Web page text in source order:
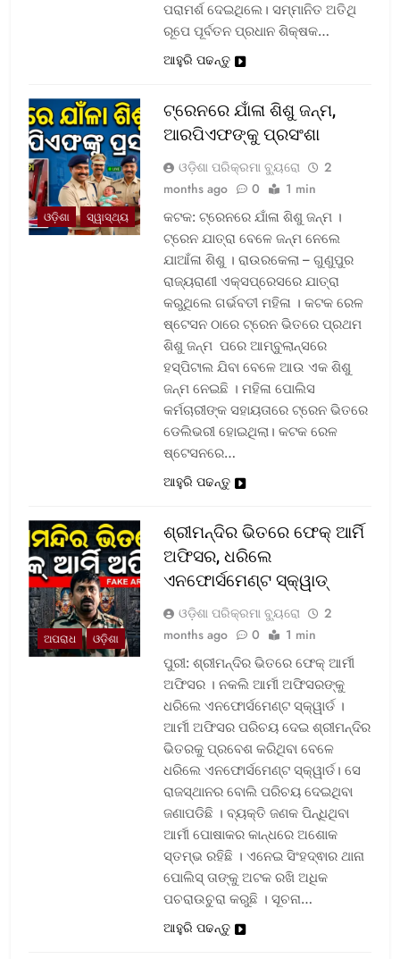
ପରାମର୍ଶ ଦେଇଥିଲେ। ସମ୍ମାନିତ ଅତିଥି
ରୂପେ ପୂର୍ବତନ ପ୍ରଧାନ ଶିକ୍ଷକ…
ଆହୁରି ପଢନ୍ତୁ
ଓଡ଼ିଶା ସ୍ୱାସ୍ଥ୍ୟ
ଟ୍ରେନରେ ଯାଁଳା ଶିଶୁ ଜନ୍ମ,
ଆରପିଏଫଙ୍କୁ ପ୍ରସଂଶା
ଓଡ଼ିଶା ପରିକ୍ରମା ବ୍ୟୁରୋ
2
months ago
0 1 min
କଟକ: ଟ୍ରେନରେ ଯାଁଳା ଶିଶୁ ଜନ୍ମ ।
ଟ୍ରେନ ଯାତ୍ରା ବେଳେ ଜନ୍ମ ନେଲେ
ଯାଆଁଳା ଶିଶୁ । ରାଉରକେଲା – ଗୁଣୁପୁର
ରାଜ୍ୟରାଣୀ ଏକ୍ସପ୍ରେସରେ ଯାତ୍ରା
କରୁଥିଲେ ଗର୍ଭବତୀ ମହିଳା । କଟକ ରେଳ
ଷ୍ଟେସନ ଠାରେ ଟ୍ରେନ ଭିତରେ ପ୍ରଥମ
ଶିଶୁ ଜନ୍ମ ପରେ ଆମ୍ବୁଲାନ୍ସରେ
ହସ୍ପିଟାଲ ଯିବା ବେଳେ ଆଉ ଏକ ଶିଶୁ
ଜନ୍ମ ନେଇଛି । ମହିଳା ପୋଲିସ
କର୍ମଚାରୀଙ୍କ ସହାୟତାରେ ଟ୍ରେନ ଭିତରେ
ଡେଲିଭରୀ ହୋଇଥିଲା। କଟକ ରେଳ
ଷ୍ଟେସନରେ…
ଆହୁରି ପଢନ୍ତୁ
ଅପରାଧ ଓଡ଼ିଶା
ଶ୍ରୀମନ୍ଦିର ଭିତରେ ଫେକ୍ ଆର୍ମି
ଅଫିସର, ଧରିଲେ
ଏନଫୋର୍ସମେଣ୍ଟ ସ୍କ୍ୱାଡ୍‌
ଓଡ଼ିଶା ପରିକ୍ରମା ବ୍ୟୁରୋ
2
months ago
0 1 min
ପୁରୀ: ଶ୍ରୀମନ୍ଦିର ଭିତରେ ଫେକ୍ ଆର୍ମୀ
ଅଫିସର । ନକଲି ଆର୍ମୀ ଅଫିସରଙ୍କୁ
ଧରିଲେ ଏନଫୋର୍ସମେଣ୍ଟ ସ୍କ୍ୱାର୍ଡ ।
ଆର୍ମୀ ଅଫିସର ପରିଚୟ ଦେଇ ଶ୍ରୀମନ୍ଦିର
ଭିତରକୁ ପ୍ରବେଶ କରିଥିବା ବେଳେ
ଧରିଲେ ଏନଫୋର୍ସମେଣ୍ଟ ସ୍କ୍ୱାର୍ଡ। ସେ
ରାଜସ୍ଥାନର ବୋଲି ପରିଚୟ ଦେଇଥିବା
ଜଣାପଡିଛି । ବ୍ୟକ୍ତି ଜଣକ ପିନ୍ଧିଥିବା
ଆର୍ମୀ ପୋଷାକର କାନ୍ଧରେ ଅଶୋକ
ସ୍ତମ୍ଭ ରହିଛି । ଏନେଇ ସିଂହଦ୍ଵାର ଥାନା
ପୋଲିସ୍ ତାଙ୍କୁ ଅଟକ ରଖି ଅଧିକ
ପଚରାଉଚୁରା କରୁଛି । ସୂଚନା…
ଆହୁରି ପଢନ୍ତୁ